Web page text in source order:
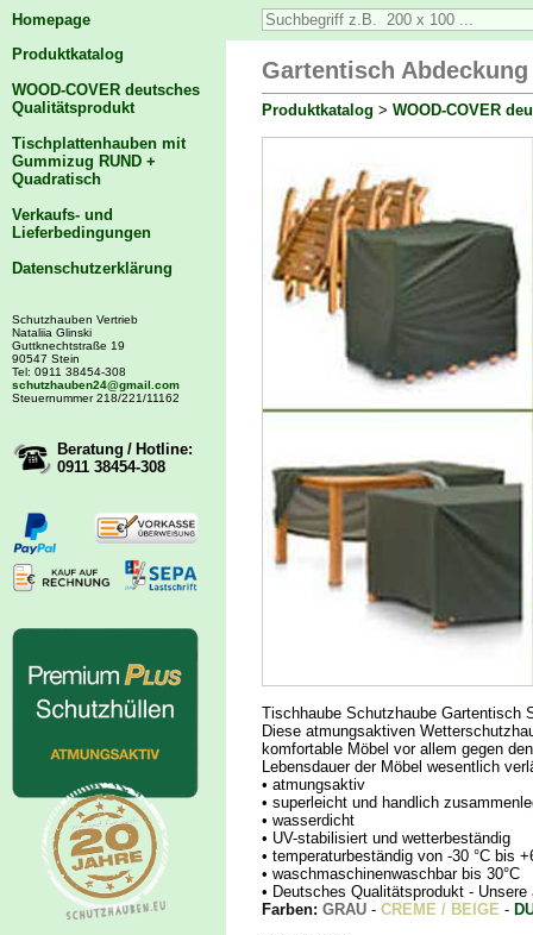
Homepage
Produktkatalog
WOOD-COVER deutsches
Qualitätsprodukt
Tischplattenhauben mit
Gummizug RUND +
Quadratisch
Verkaufs- und
Lieferbedingungen
Datenschutzerklärung
Schutzhauben Vertrieb
Nataliia Glinski
Guttknechtstraße 19
90547 Stein
Tel: 0911 38454-308
schutzhauben24@gmail.com
Steuernummer 218/221/11162
Beratung / Hotline:
0911 38454-308
Gartentisch
Produktkatalog > WOOD-COVER
Tischhaube Schutzhaube Gartentisch
Diese atmungsaktiven
komfortable Möbel vor allem gegen
Lebensdauer der Möbel wesentlich
• atmungsaktiv
• superleicht und handlich
• wasserdicht
• UV-stabilisiert und wetterbeständig
• temperaturbeständig von -30 °C bis
• waschmaschinenwaschbar bis 30°C
• Deutsches Qualitätsprodukt -
Farben: GRAU - CREME / BEIGE -